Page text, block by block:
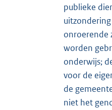
publieke
onroerende
worden
onderwijs;
voor de
de
niet het